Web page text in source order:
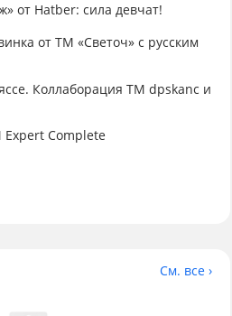
от Hatber: сила девчат!
от ТМ «Светоч» с русским
Коллаборация TM dpskanc и
Complete
См. все ›